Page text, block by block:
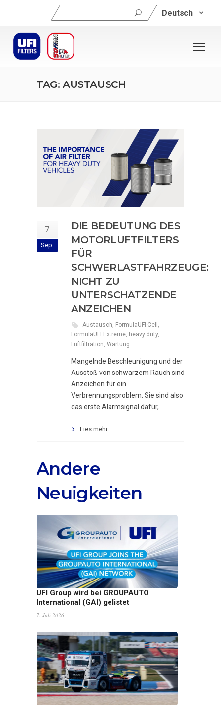
Suchen
nach:
Deutsch
TAG: AUSTAUSCH
7
Sep.
DIE BEDEUTUNG DES
MOTORLUFTFILTERS
FÜR
SCHWERLASTFAHRZEUGE:
NICHT ZU
UNTERSCHÄTZENDE
ANZEICHEN
Austausch FormulaUFI.Cell
FormulaUFI.Extreme heavy duty,
Luftfiltration Wartung
Mangelnde Beschleunigung und der
Ausstoß von schwarzem Rauch sind
Anzeichen für ein
Verbrennungsproblem. Sie sind also
das erste Alarmsignal dafür,
Lies mehr
Andere
Neuigkeiten
UFI Group wird bei GROUPAUTO
International (GAI) gelistet
7. Juli 2026